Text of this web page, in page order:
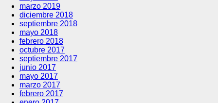
marzo 2019
diciembre 2018
septiembre 2018
mayo 2018
febrero 2018
octubre 2017
septiembre 2017
junio 2017
mayo 2017
marzo 2017
febrero 2017